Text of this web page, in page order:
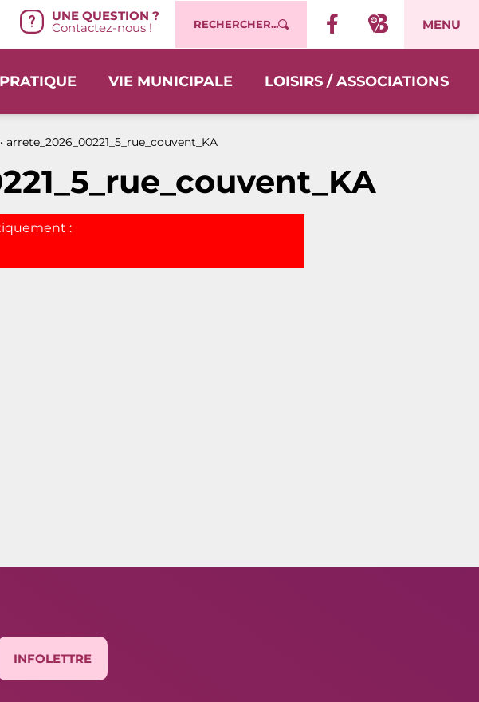
UNE QUESTION ?
Contactez-nous ! RECHERCHER... MENU
PRATIQUE VIE MUNICIPALE LOISIRS / ASSOCIATIONS
arrete_2026_00221_5_rue_couvent_KA
:
INFOLETTRE